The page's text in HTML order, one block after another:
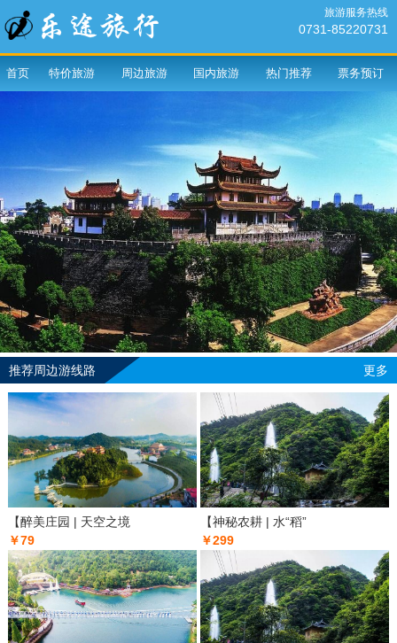
旅游服务热线
0731-85220731
首页 特价旅游 周边旅游 国内旅游 热门推荐 票务预订
推荐周边游线路 更多
【醉美庄园 | 天空之境
￥79
【神秘农耕 | 水“稻”
￥299